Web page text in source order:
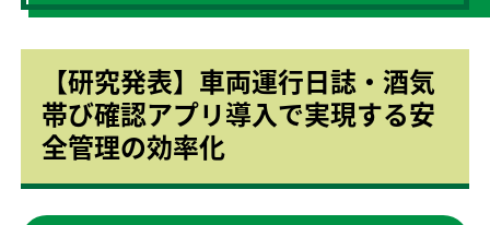
【研究発表】車両運行日誌・酒気
帯び確認アプリ導入で実現する安
全管理の効率化